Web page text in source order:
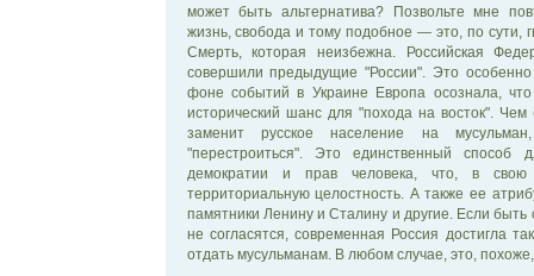
может быть альтернатива? Позвольте мне
жизнь, свобода и тому подобное — это, по сути,
Смерть, которая неизбежна. Российская
совершили предыдущие "России". Это
фоне событий в Украине Европа осознала,
исторический шанс для "похода на восток".
заменит русское население на
"перестроиться". Это единственный
демократии и прав человека, что, в свою
территориальную целостность. А также ее
памятники Ленину и Сталину и другие. Если быть
не согласятся, современная Россия достигла
отдать мусульманам. В любом случае, это,